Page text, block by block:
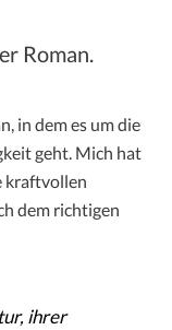
Roman.
in dem es um die
geht. Mich hat
kraftvollen
dem richtigen
ihrer